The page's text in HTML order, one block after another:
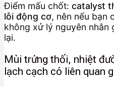
Điểm mấu chốt: catalyst
lỗi động cơ, nên nếu bạn
không xử lý nguyên nhân
lại.
Mùi trứng thối, nhiệt
lạch cạch có liên quan